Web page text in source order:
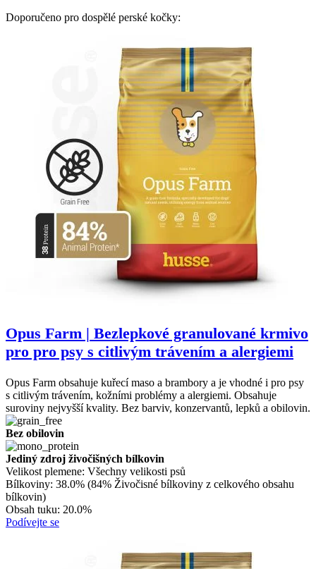
Doporučeno pro dospělé perské kočky:
Opus Farm | Bezlepkové granulované krmivo
pro pro psy s citlivým trávením a alergiemi
Opus Farm obsahuje kuřecí maso a brambory a je vhodné i pro psy
s citlivým trávením, kožními problémy a alergiemi. Obsahuje
suroviny nejvyšší kvality. Bez barviv, konzervantů, lepků a obilovin.
Bez obilovin
Jediný zdroj živočišných bílkovin
Velikost plemene: Všechny velikosti psů
Bílkoviny: 38.0% (84% Živočisné bílkoviny z celkového obsahu
bílkovin)
Obsah tuku: 20.0%
Podívejte se